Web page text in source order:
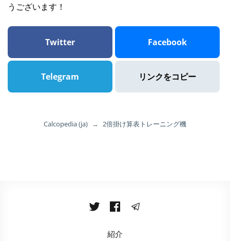
うございます！
Twitter Facebook
Telegram リンクをコピー
Calcopedia (ja) → 2倍掛け算表トレーニング機
紹介